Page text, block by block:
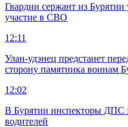
Гвардии сержант из Бурятии
участие в СВО
12:11
Улан-удэнец предстанет
сторону памятника воинам
12:02
В Бурятии инспекторы ДПС
водителей